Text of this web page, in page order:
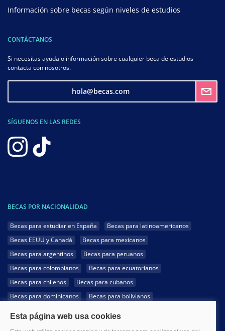
Información sobre becas según niveles de estudios
CONTÁCTANOS
Si necesitas ayuda o información sobre cualquier beca de estudios
contacta con nosotros.
hola@becas.com
SÍGUENOS EN LAS REDES
BECAS POR NACIONALIDAD
Becas para estudiar en España
Becas para latinoamericanos
Becas EEUU y Canadá
Becas para mexicanos
Becas para argentinos
Becas para peruanos
Becas para colombianos
Becas para ecuatorianos
Becas para chilenos
Becas para cubanos
Becas para dominicanos
Becas para bolivianos